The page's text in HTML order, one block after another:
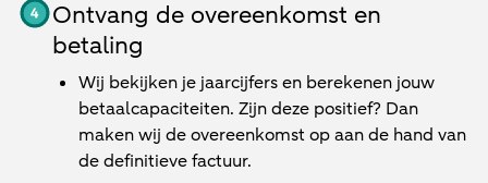
Ontvang de overeenkomst en
betaling
Wij bekijken je jaarcijfers en berekenen jouw
betaalcapaciteiten. Zijn deze positief? Dan
maken wij de overeenkomst op aan de hand van
de definitieve factuur.